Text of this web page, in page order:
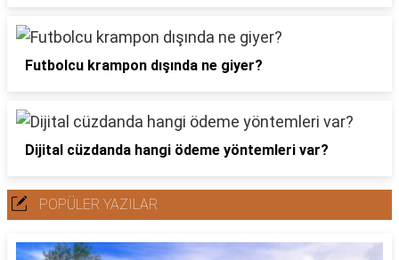
Futbolcu krampon dışında ne giyer?
Dijital cüzdanda hangi ödeme yöntemleri var?
POPÜLER YAZILAR